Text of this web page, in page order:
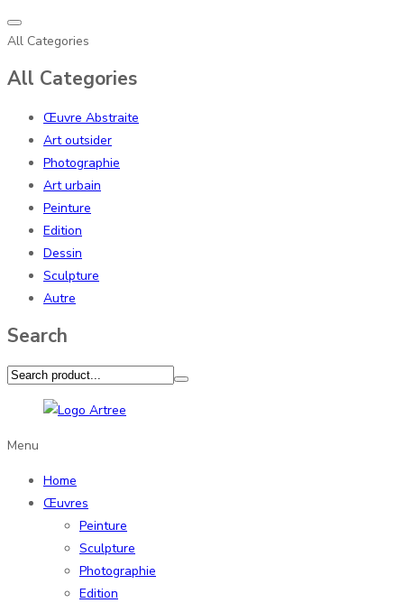
All Categories
All Categories
Œuvre Abstraite
Art outsider
Photographie
Art urbain
Peinture
Edition
Dessin
Sculpture
Autre
Search
Menu
Home
Œuvres
Peinture
Sculpture
Photographie
Edition